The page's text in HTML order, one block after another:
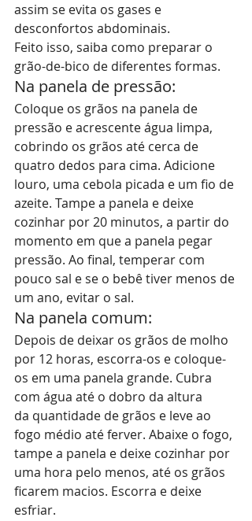
assim se evita os gases e
desconfortos abdominais.
Feito isso, saiba como preparar o
grão-de-bico de diferentes formas.
Na panela de pressão:
Coloque os grãos na panela de
pressão e acrescente água limpa,
cobrindo os grãos até cerca de
quatro dedos para cima. Adicione
louro, uma cebola picada e um fio de
azeite. Tampe a panela e deixe
cozinhar por 20 minutos, a partir do
momento em que a panela pegar
pressão. Ao final, temperar com
pouco sal e se o bebê tiver menos de
um ano, evitar o sal.
Na panela comum:
Depois de deixar os grãos de molho
por 12 horas, escorra-os e coloque-
os em uma panela grande. Cubra
com água até o dobro da altura
da quantidade de grãos e leve ao
fogo médio até ferver. Abaixe o fogo,
tampe a panela e deixe cozinhar por
uma hora pelo menos, até os grãos
ficarem macios. Escorra e deixe
esfriar.